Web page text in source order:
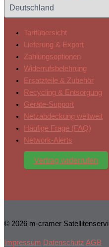
Tarifübersicht
Lieferung & Export
Zahlungsoptionen
Widerrufsbelehrung
Ersatzteile & Zubehör
Recycling & Entsorgung
Geräte-Support
Netzabdeckung weltweit
Häufige Frage (FAQ)
Network-Alerts
Vertrag widerrufen
© 2026 m-cramer
Impressum Datenschutz AGB